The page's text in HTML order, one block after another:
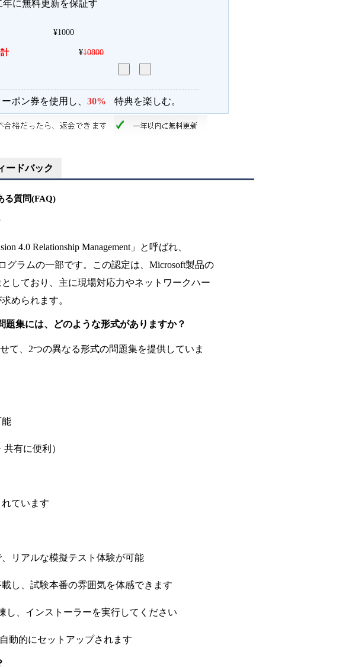
年に無料更新を保証す
¥1000
¥10800
ーポン券を使用し、 30% 特典を楽しむ。
ードバック
る質問(FAQ)
4.0 Relationship Management」と呼ばれ、
グラムの一部です。この認定は、Microsoft製品の
しており、主に現場対応力やネットワークハー
められます。
題集には、どのような形式がありますか？
て、2つの異なる形式の問題集を提供していま
能
有に便利）
ています
リアルな模擬テスト体験が可能
し、試験本番の雰囲気を体感できます
し、インストーラーを実行してください
動的にセットアップされます